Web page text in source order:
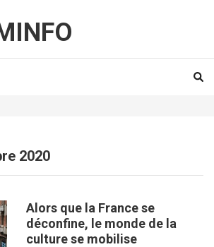
2020
Alors que la France se
déconfine, le monde de la
culture se mobilise